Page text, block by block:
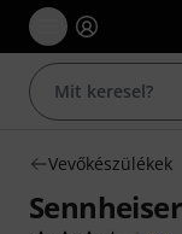
Vevőkészülékek